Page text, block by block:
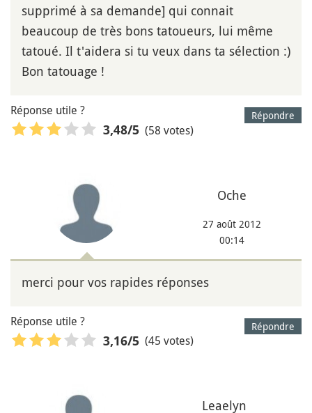
supprimé à sa demande] qui connait
beaucoup de très bons tatoueurs, lui même
tatoué. Il t'aidera si tu veux dans ta sélection :)
Bon tatouage !
Répondre
Réponse utile ?
3,48/5 (58 votes)
Oche
27 août 2012
00:14
merci pour vos rapides réponses
Répondre
Réponse utile ?
3,16/5 (45 votes)
Leaelyn